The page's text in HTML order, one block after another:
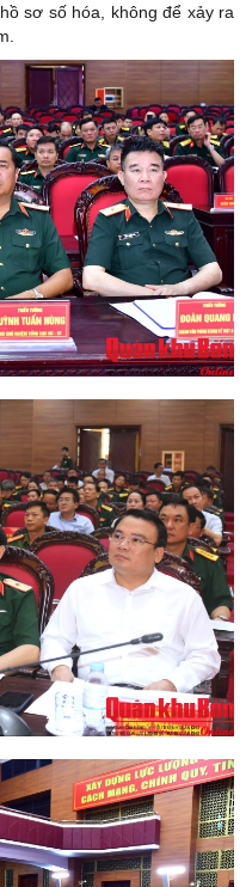
sơ số hóa, không để xảy ra